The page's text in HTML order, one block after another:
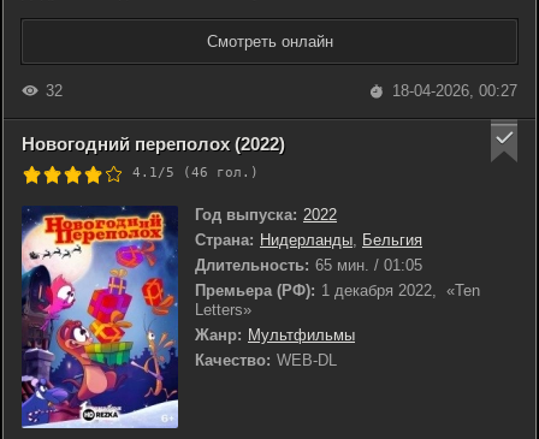
Смотреть онлайн
32 18-04-2026, 00:27
Новогодний переполох (2022)
4.1/5 (46 гол.)
Год выпуска: 2022
Страна: Нидерланды, Бельгия
Длительность: 65 мин. / 01:05
Премьера (РФ): 1 декабря 2022, «Ten
Letters»
Жанр: Мультфильмы
Качество: WEB-DL